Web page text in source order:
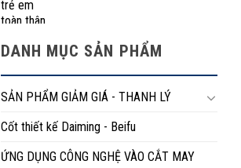
DANH MỤC SẢN PHẨM
SẢN PHẨM GIẢM GIÁ - THANH LÝ
Cốt thiết kế Daiming - Beifu
ỨNG DỤNG CÔNG NGHỆ VÀO CẮT MAY